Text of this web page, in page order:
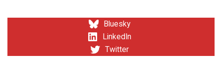
Bluesky
LinkedIn
Twitter